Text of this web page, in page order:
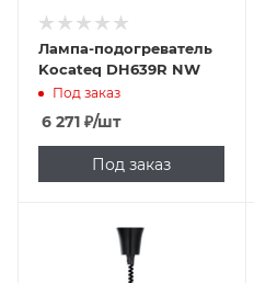
Лампа-подогреватель
Kocateq DH639R NW
Под заказ
6 271 ₽/шт
Под заказ